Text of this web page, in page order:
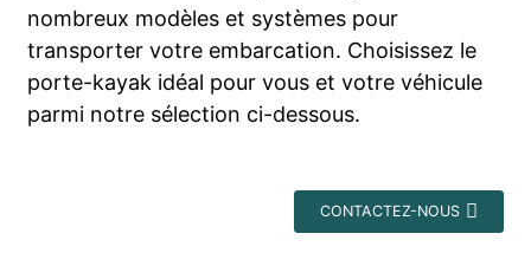
nombreux modèles et systèmes pour
transporter votre embarcation. Choisissez le
porte-kayak idéal pour vous et votre véhicule
parmi notre sélection ci-dessous.
CONTACTEZ-NOUS